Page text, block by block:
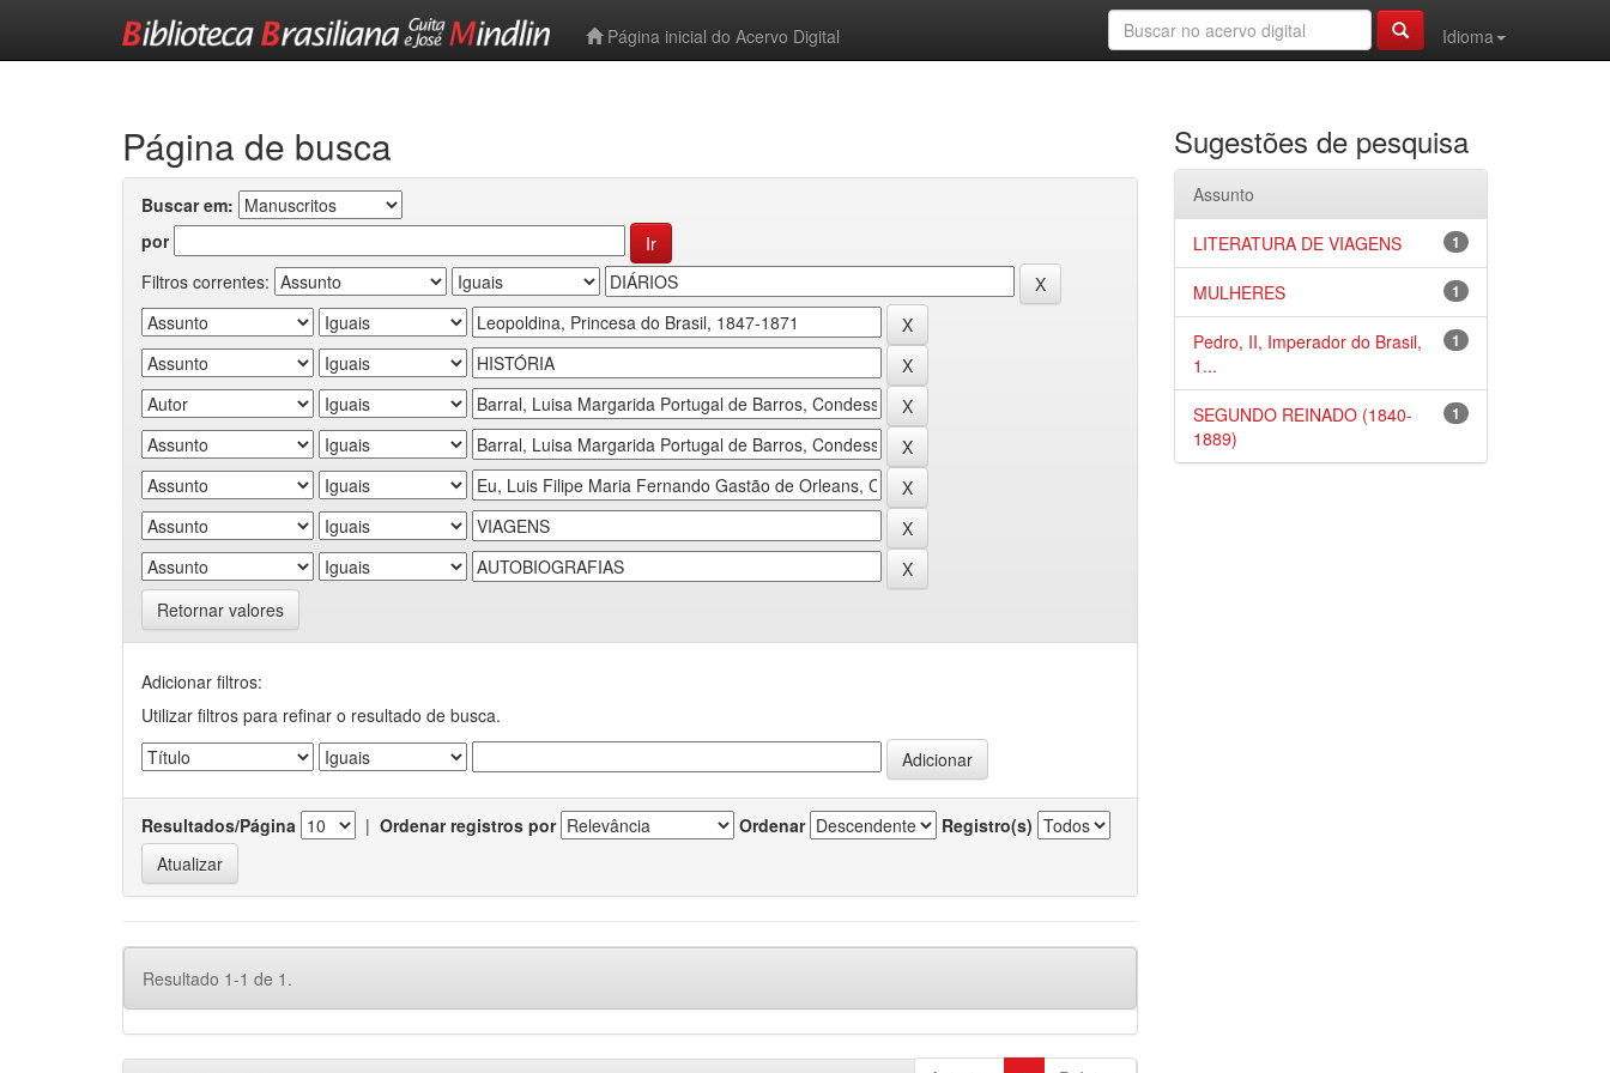
Página inicial do Acervo Digital
Idioma
Página de busca
Buscar em:
por
Filtros correntes:
Retornar valores
Adicionar filtros:
Utilizar filtros para refinar o resultado de busca.
Resultados/Página | Ordenar registros por Ordenar Registro(s)
Resultado 1-1 de 1.
Sugestões de pesquisa
Assunto
1
LITERATURA DE VIAGENS
1
MULHERES
1
Pedro, II, Imperador do Brasil,
1...
1
SEGUNDO REINADO (1840-
1889)